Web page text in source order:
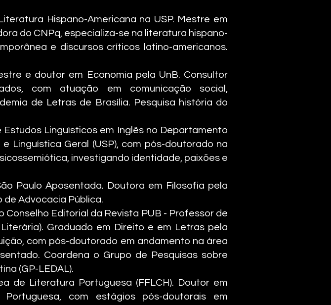
Hispano-Americana na USP. Mestre em
do CNPq, especializa-se na literatura hispano-
e discursos críticos latino-americanos.
e doutor em Economia pela UnB. Consultor
com atuação em comunicação social,
de Letras de Brasília. Pesquisa história do
Linguísticos em Inglês no Departamento
Linguística Geral (USP), com pós-doutorado na
investigando identidade, paixões e
Paulo Aposentada. Doutora em Filosofia pela
de Advocacia Pública.
Editorial da Revista PUB - Professor de
Graduado em Direito e em Letras pela
com pós-doutorado em andamento na área
Coordena o Grupo de Pesquisas sobre
(GP-LEDAL).
de Literatura Portuguesa (FFLCH). Doutor em
com estágios pós-doutorais em